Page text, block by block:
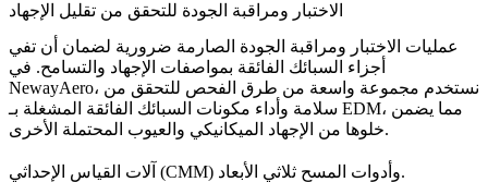
الاختبار ومراقبة الجودة للتحقق من تقليل الإجهاد
عمليات الاختبار ومراقبة الجودة الصارمة ضرورية لضمان أن تفي
أجزاء السبائك الفائقة بمواصفات الإجهاد والتسامح. في
NewayAero، نستخدم مجموعة واسعة من طرق الفحص للتحقق من
سلامة وأداء مكونات السبائك الفائقة المشغلة بـ EDM، مما يضمن
خلوها من الإجهاد الميكانيكي والعيوب المحتملة الأخرى.
آلات القياس الإحداثي (CMM) وأدوات المسح ثلاثي الأبعاد.